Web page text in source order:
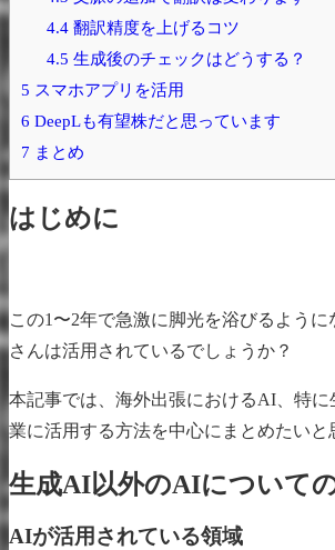
4.4翻訳精度を上げるコツ
4.5 生成後のチェックはどうする？
5 スマホアプリを活用
6 DeepLも有望株だと思っています
7 まとめ
はじめに
この1〜2年で急激に脚光を浴びるよう
さんは活用されているでしょうか？
本記事では、海外出張におけるAI、特
業に活用する方法を中心にまとめたいと
生成AI以外のAIについて
AIが活用されている領域